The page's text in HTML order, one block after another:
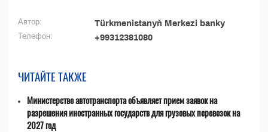
Автор: Türkmenistanyň Merkezi banky
Телефон: +99312381080
ЧИТАЙТЕ ТАКЖЕ
Министерство автотранспорта объявляет прием заявок на
разрешения иностранных государств для грузовых перевозок на
2027 год